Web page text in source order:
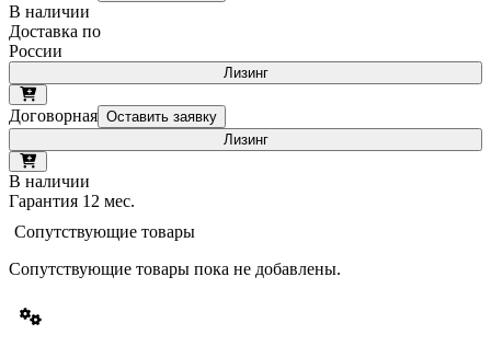
В наличии
Доставка по
России
Лизинг
Договорная Оставить заявку
Лизинг
В наличии
Гарантия 12 мес.
Сопутствующие товары
Сопутствующие товары пока не добавлены.